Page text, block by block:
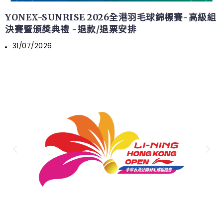
YONEX-SUNRISE 2026全港羽毛球錦標賽-高級組
決賽暨頒獎典禮 -退款/退票安排
31/07/2026